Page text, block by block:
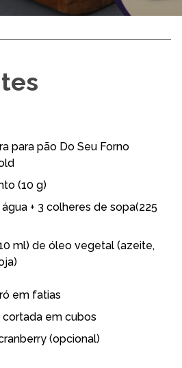
para pão Do Seu Forno
(10 g)
+ 3 colheres de sopa(225
ml) de óleo vegetal (azeite,
em fatias
em cubos
(opcional)